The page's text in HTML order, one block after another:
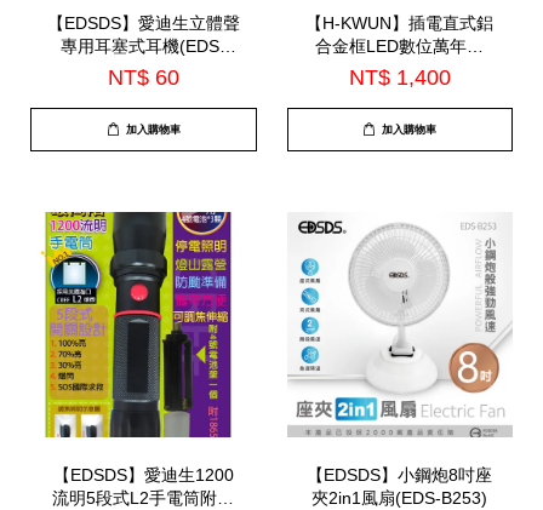
【EDSDS】愛迪生立體聲
專用耳塞式耳機(EDS-
C514)
NT$ 60
加入購物車
【H-KWUN】插電直式鋁
合金框LED數位萬年曆
(HK-011)
NT$ 1,400
加入購物車
【EDSDS】愛迪生1200
流明5段式L2手電筒附救
【EDSDS】小鋼炮8吋座
夾2in1風扇(EDS-B253)